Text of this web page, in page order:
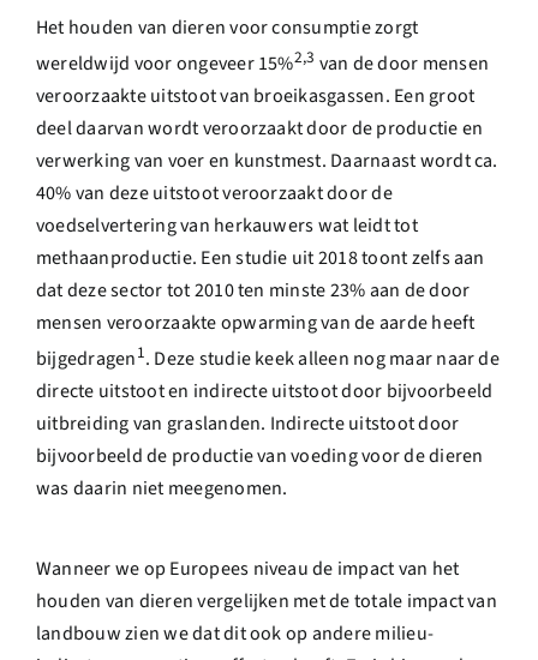
Shop
English
Het houden van dieren voor consumptie zorgt
wereldwijd voor ongeveer 15%2,3 van de door mensen
veroorzaakte uitstoot van broeikasgassen. Een groot
deel daarvan wordt veroorzaakt door de productie en
verwerking van voer en kunstmest. Daarnaast wordt ca.
40% van deze uitstoot veroorzaakt door de
voedselvertering van herkauwers wat leidt tot
methaanproductie. Een studie uit 2018 toont zelfs aan
dat deze sector tot 2010 ten minste 23% aan de door
mensen veroorzaakte opwarming van de aarde heeft
bijgedragen1. Deze studie keek alleen nog maar naar de
directe uitstoot en indirecte uitstoot door bijvoorbeeld
uitbreiding van graslanden. Indirecte uitstoot door
bijvoorbeeld de productie van voeding voor de dieren
was daarin niet meegenomen.
Wanneer we op Europees niveau de impact van het
houden van dieren vergelijken met de totale impact van
landbouw zien we dat dit ook op andere milieu-